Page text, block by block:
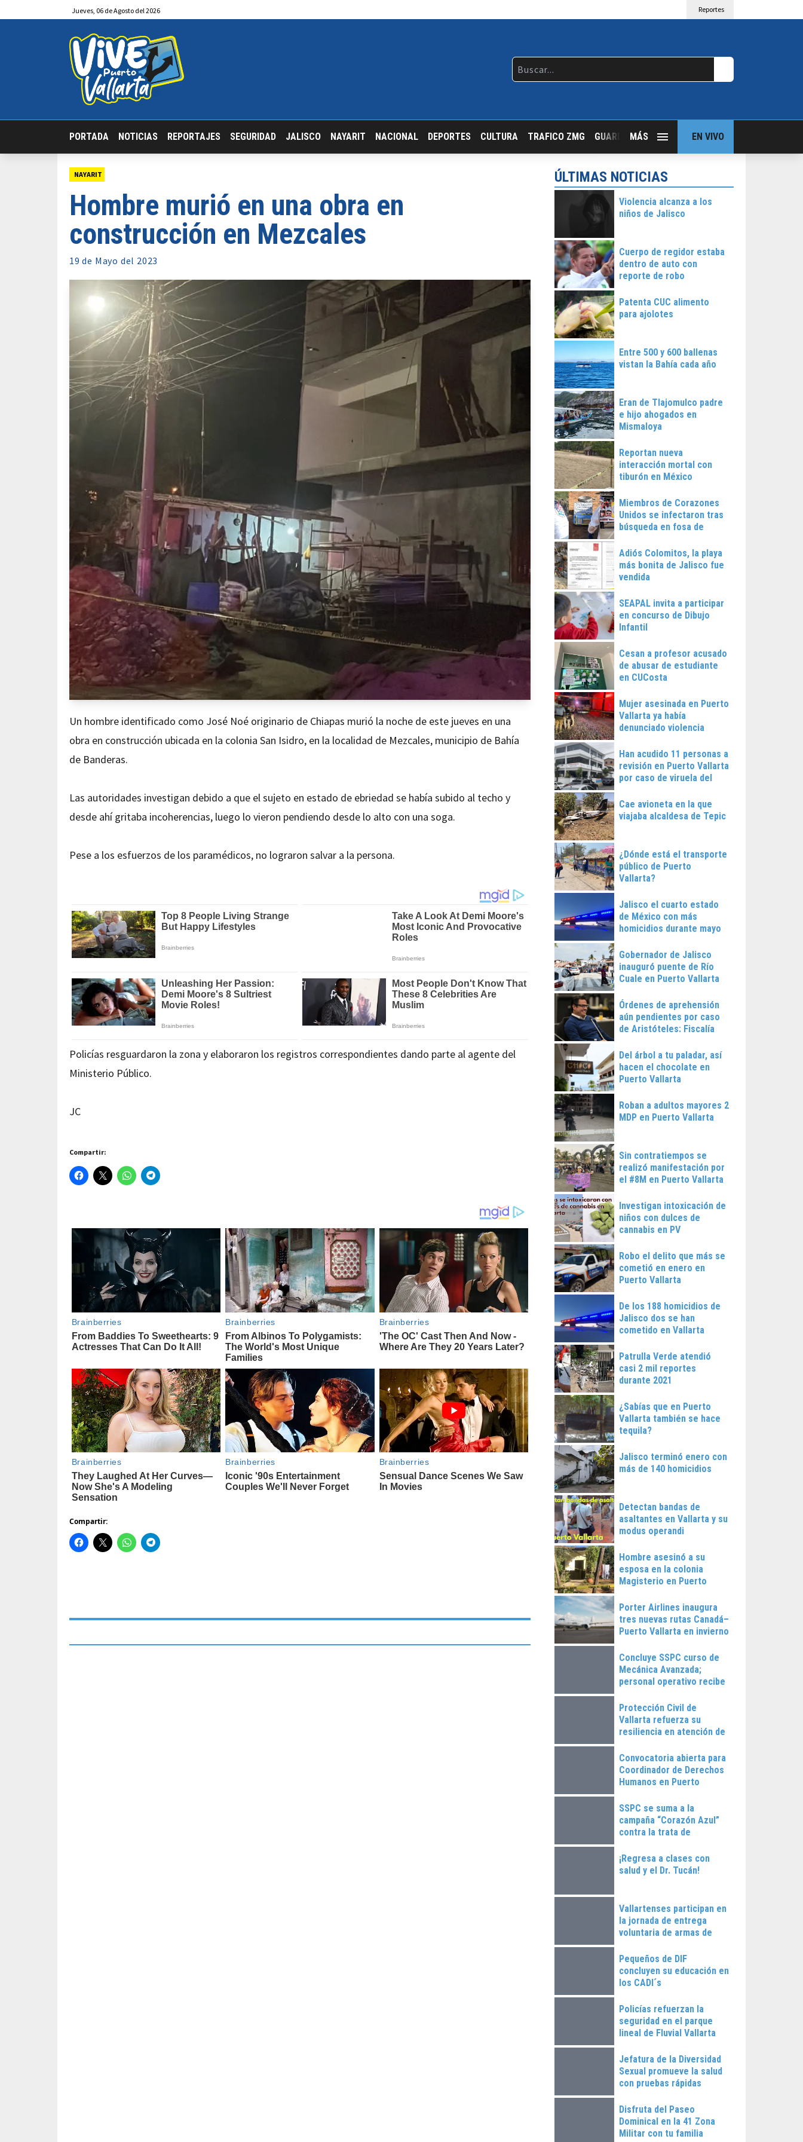
Jueves, 06 deAgosto del 2026 Reportes
PORTADA NOTICIAS REPORTAJES SEGURIDAD JALISCO NAYARIT NACIONAL DEPORTES CULTURA TRAFICO ZMG GUARDIA NOCTURNA GUADALAJARA FOLLOW
MÁS EN VIVO
NAYARIT
Hombre murió en una obra en
construcción en Mezcales
19 de Mayo del 2023
Un hombre identificado como José Noé originario de Chiapas murió la noche de este jueves en una
obra en construcción ubicada en la colonia San Isidro, en la localidad de Mezcales, municipio de Bahía
de Banderas.
Las autoridades investigan debido a que el sujeto en estado de ebriedad se había subido al techo y
desde ahí gritaba incoherencias, luego lo vieron pendiendo desde lo alto con una soga.
Pese a los esfuerzos de los paramédicos, no lograron salvar a la persona.
Policías resguardaron la zona y elaboraron los registros correspondientes dando parte al agente del
Ministerio Público.
JC
Compartir:
Compartir:
ÚLTIMAS NOTICIAS
Violencia alcanza a los
niños de Jalisco
Cuerpo de regidor estaba
dentro de auto con
reporte de robo
Patenta CUC alimento
para ajolotes
Entre 500 y 600 ballenas
vistan la Bahía cada año
Eran de Tlajomulco padre
e hijo ahogados en
Mismaloya
Reportan nueva
interacción mortal con
tiburón en México
Miembros de Corazones
Unidos se infectaron tras
búsqueda en fosa de
Adiós Colomitos, la playa
más bonita de Jalisco fue
vendida
SEAPAL invita a participar
en concurso de Dibujo
Infantil
Cesan a profesor acusado
de abusar de estudiante
en CUCosta
Mujer asesinada en Puerto
Vallarta ya había
denunciado violencia
Han acudido 11 personas a
revisión en Puerto Vallarta
por caso de viruela del
Cae avioneta en la que
viajaba alcaldesa de Tepic
¿Dónde está el transporte
público de Puerto
Vallarta?
Jalisco el cuarto estado
de México con más
homicidios durante mayo
Gobernador de Jalisco
inauguró puente de Río
Cuale en Puerto Vallarta
Órdenes de aprehensión
aún pendientes por caso
de Aristóteles: Fiscalía
Del árbol a tu paladar, así
hacen el chocolate en
Puerto Vallarta
Roban a adultos mayores 2
MDP en Puerto Vallarta
Sin contratiempos se
realizó manifestación por
el #8M en Puerto Vallarta
Investigan intoxicación de
niños con dulces de
cannabis en PV
Robo el delito que más se
cometió en enero en
Puerto Vallarta
De los 188 homicidios de
Jalisco dos se han
cometido en Vallarta
Patrulla Verde atendió
casi 2 mil reportes
durante 2021
¿Sabías que en Puerto
Vallarta también se hace
tequila?
Jalisco terminó enero con
más de 140 homicidios
Detectan bandas de
asaltantes en Vallarta y su
modus operandi
Hombre asesinó a su
esposa en la colonia
Magisterio en Puerto
Porter Airlines inaugura
tres nuevas rutas Canadá–
Puerto Vallarta en invierno
Concluye SSPC curso de
Mecánica Avanzada;
personal operativo recibe
Protección Civil de
Vallarta refuerza su
resiliencia en atención de
Convocatoria abierta para
Coordinador de Derechos
Humanos en Puerto
SSPC se suma a la
campaña “Corazón Azul”
contra la trata de
¡Regresa a clases con
salud y el Dr. Tucán!
Vallartenses participan en
la jornada de entrega
voluntaria de armas de
Pequeños de DIF
concluyen su educación en
los CADI´s
Policías refuerzan la
seguridad en el parque
lineal de Fluvial Vallarta
Jefatura de la Diversidad
Sexual promueve la salud
con pruebas rápidas
Disfruta del Paseo
Dominical en la 41 Zona
Militar con tu familia